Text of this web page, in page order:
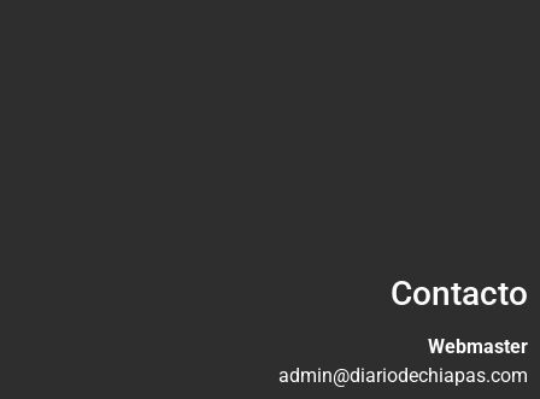
Contacto
Webmaster
admin@diariodechiapas.com